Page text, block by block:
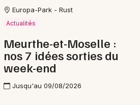
et-Moselle
Est
Europa-Park - Rust
Actualités
Meurthe-et-Moselle :
nos 7 idées sorties du
week-end
Jusqu'au 09/08/2026